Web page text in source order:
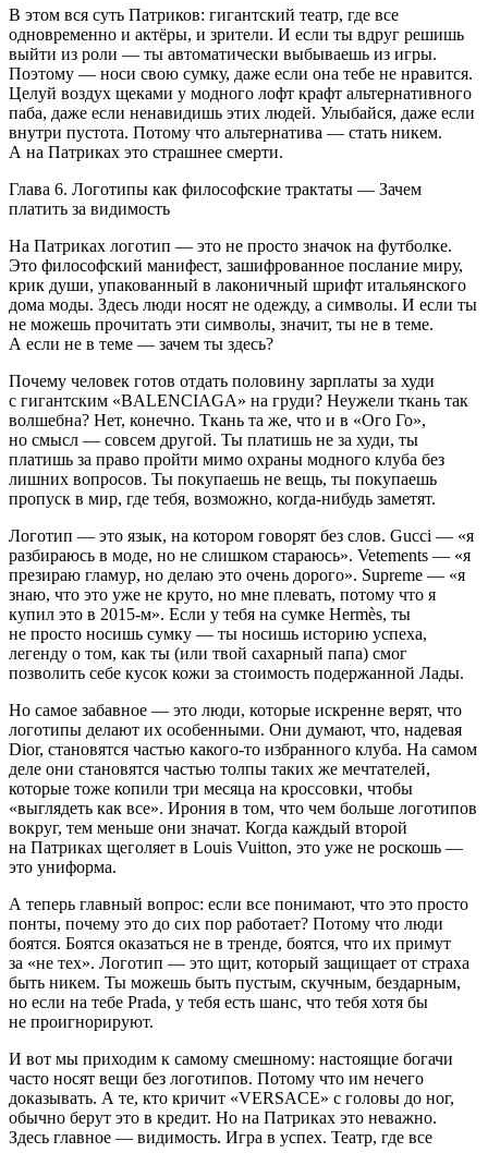
В этом вся суть Патриков: гигантский театр, где все
одновременно и актёры, и зрители. И если ты вдруг решишь
выйти из роли — ты автоматически выбываешь из игры.
Поэтому — носи свою сумку, даже если она тебе не нравится.
Целуй воздух щеками у модного лофт крафт альтернативного
паба, даже если ненавидишь этих людей. Улыбайся, даже если
внутри пустота. Потому что альтернатива — стать никем.
А на Патриках это страшнее смерти.
Глава 6. Логотипы как философские трактаты — Зачем
платить за видимость
На Патриках логотип — это не просто значок на футболке.
Это философский манифест, зашифрованное послание миру,
крик души, упакованный в лаконичный шрифт итальянского
дома моды. Здесь люди носят не одежду, а символы. И если ты
не можешь прочитать эти символы, значит, ты не в теме.
А если не в теме — зачем ты здесь?
Почему человек готов отдать половину зарплаты за худи
с гигантским «BALENCIAGA» на груди? Неужели ткань так
волшебна? Нет, конечно. Ткань та же, что и в «Ого Го»,
но смысл — совсем другой. Ты платишь не за худи, ты
платишь за право пройти мимо охраны модного клуба без
лишних вопросов. Ты покупаешь не вещь, ты покупаешь
пропуск в мир, где тебя, возможно, когда-нибудь заметят.
Логотип — это язык, на котором говорят без слов. Gucci — «я
разбираюсь в моде, но не слишком стараюсь». Vetements — «я
презираю гламур, но делаю это очень дорого». Supreme — «я
знаю, что это уже не круто, но мне плевать, потому что я
купил это в 2015-м». Если у тебя на сумке Hermès, ты
не просто носишь сумку — ты носишь историю успеха,
легенду о том, как ты (или твой сахарный папа) смог
позволить себе кусок кожи за стоимость подержанной Лады.
Но самое забавное — это люди, которые искренне верят, что
логотипы делают их особенными. Они думают, что, надевая
Dior, становятся частью какого-то избранного клуба. На самом
деле они становятся частью толпы таких же мечтателей,
которые тоже копили три месяца на кроссовки, чтобы
«выглядеть как все». Ирония в том, что чем больше логотипов
вокруг, тем меньше они значат. Когда каждый второй
на Патриках щеголяет в Louis Vuitton, это уже не роскошь —
это униформа.
А теперь главный вопрос: если все понимают, что это просто
понты, почему это до сих пор работает? Потому что люди
боятся. Боятся оказаться не в тренде, боятся, что их примут
за «не тех». Логотип — это щит, который защищает от страха
быть никем. Ты можешь быть пустым, скучным, бездарным,
но если на тебе Prada, у тебя есть шанс, что тебя хотя бы
не проигнорируют.
И вот мы приходим к самому смешному: настоящие богачи
часто носят вещи без логотипов. Потому что им нечего
доказывать. А те, кто кричит «VERSACE» с головы до ног,
обычно берут это в кредит. Но на Патриках это неважно.
Здесь главное — видимость. Игра в успех. Театр, где все